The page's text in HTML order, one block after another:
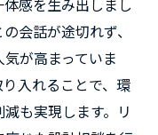
感を生み出しまし
会話が途切れず、
が高まっていま
入れることで、環
も実現します。リ